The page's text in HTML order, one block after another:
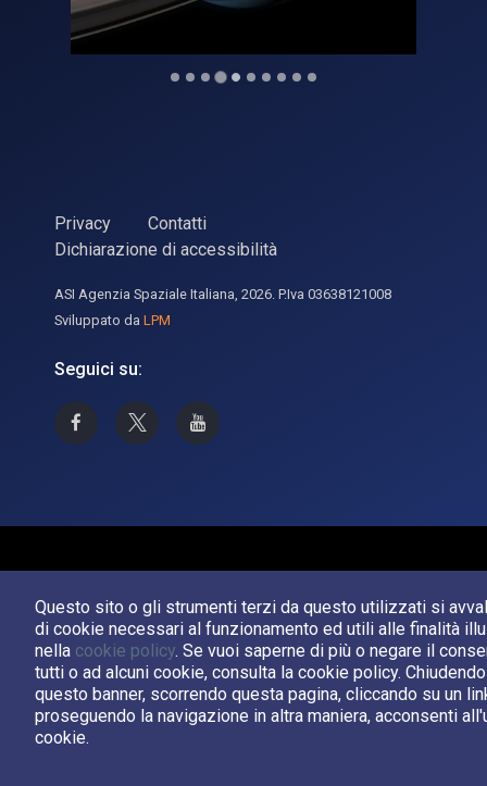
Questo sito o gli strumenti terzi da questo utilizzati si
di cookie necessari al funzionamento ed utili alle finalità
nella cookie policy. Se vuoi saperne di più o negare il
tutti o ad alcuni cookie, consulta la cookie policy. Chiudendo
questo banner, scorrendo questa pagina, cliccando su un
proseguendo la navigazione in altra maniera, acconsenti
cookie.
Privacy
Contatti
Dichiarazione di accessibilità
ASI Agenzia Spaziale Italiana, 2026. P.Iva 03638121008
Sviluppato da LPM
Seguici su:
Asi su Facebook
Asi su XCanale Asi su YouTube